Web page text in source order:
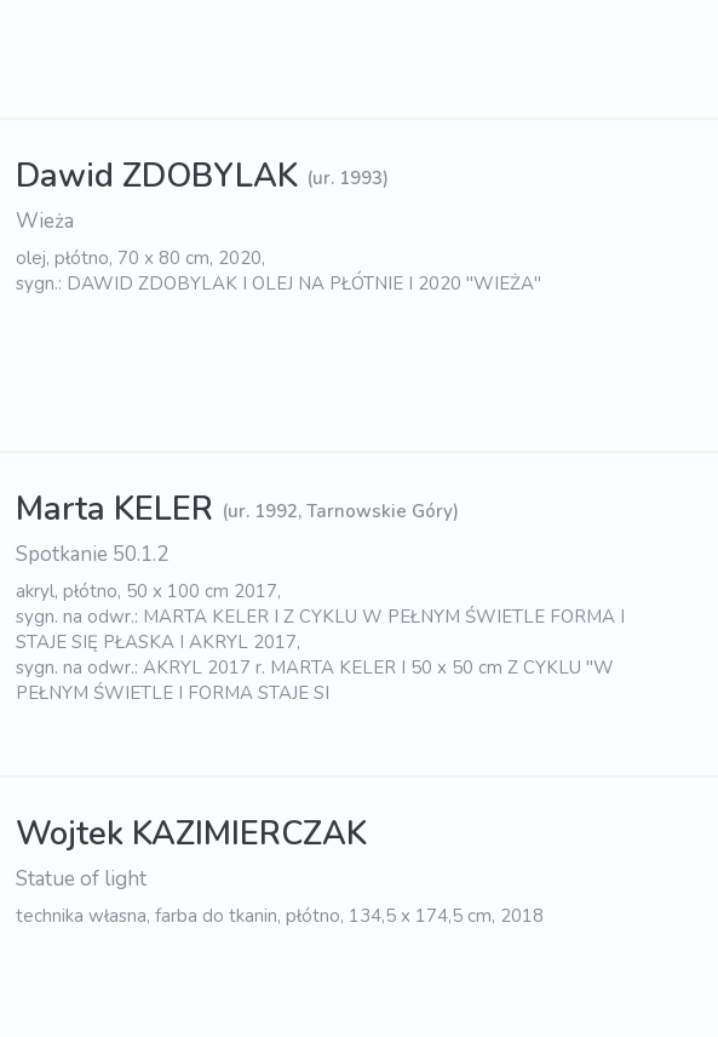
Dawid ZDOBYLAK (ur. 1993)
Wieża
olej, płótno, 70 x 80 cm, 2020,
sygn.: DAWID ZDOBYLAK I OLEJ NA PŁÓTNIE I 2020 "WIEŻA"
Marta KELER (ur. 1992, Tarnowskie Góry)
Spotkanie 50.1.2
akryl, płótno, 50 x 100 cm 2017,
sygn. na odwr.: MARTA KELER I Z CYKLU W PEŁNYM ŚWIETLE FORMA I
STAJE SIĘ PŁASKA I AKRYL 2017,
sygn. na odwr.: AKRYL 2017 r. MARTA KELER I 50 x 50 cm Z CYKLU "W
PEŁNYM ŚWIETLE I FORMA STAJE SI
Wojtek KAZIMIERCZAK
Statue of light
technika własna, farba do tkanin, płótno, 134,5 x 174,5 cm, 2018